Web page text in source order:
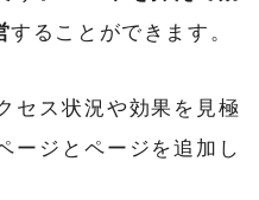
することができます。
セス状況や効果を見極
ージとページを追加し